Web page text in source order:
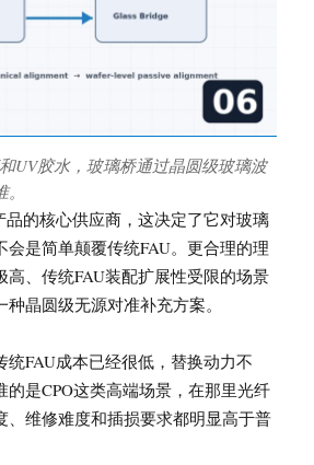
UV胶水，玻璃桥通过晶圆级玻璃波
品的核心供应商，这决定了它对玻璃
会是简单颠覆传统FAU。更合理的理
高、传统FAU装配扩展性受限的场景
晶圆级无源对准补充方案。
统FAU成本已经很低，替换动力不
的是CPO这类高端场景，在那里光纤
、维修难度和插损要求都明显高于普